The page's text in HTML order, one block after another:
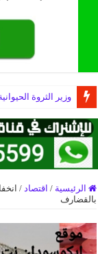
وزير الثروة
الرئيسية / اقتصاد /
بالقضارف